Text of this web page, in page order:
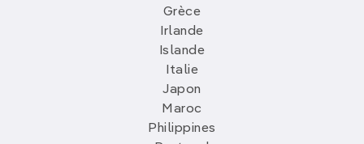
Grèce
Irlande
Islande
Italie
Japon
Maroc
Philippines